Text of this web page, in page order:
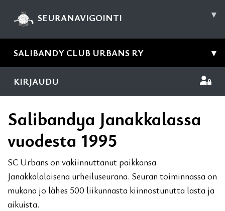
SEURANAVIGOINTI ▾
SALIBANDY CLUB URBANS RY ▾
KIRJAUDU
Salibandya Janakkalassa
vuodesta 1995
SC Urbans on vakiinnuttanut paikkansa
Janakkalalaisena urheiluseurana. Seuran toiminnassa on
mukana jo lähes 500 liikunnasta kiinnostunutta lasta ja
aikuista.